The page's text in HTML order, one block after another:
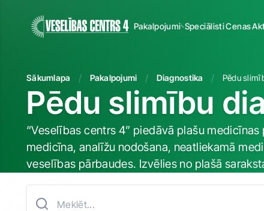
Pakalpojumi SpeciālistiCenas
Sākumlapa Pakalpojumi Diagnostika Pēdu
Pēdu slimību
“Veselības centrs 4” piedāvā plašu
medicīna, analīžu nodošana, neatliekamā
veselības pārbaudes. Izvēlies no plašā